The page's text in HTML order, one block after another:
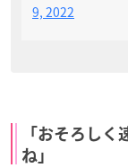
9, 2022
「おそろしく
ね」